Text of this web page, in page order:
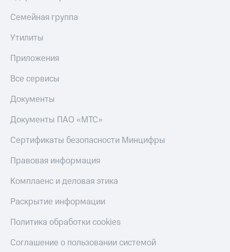
Семейная группа
Утилиты
Приложения
Все сервисы
Документы
Документы ПАО «МТС»
Сертификаты безопасности Минцифры
Правовая информация
Комплаенс и деловая этика
Раскрытие информации
Политика обработки cookies
Соглашение о пользовании системой